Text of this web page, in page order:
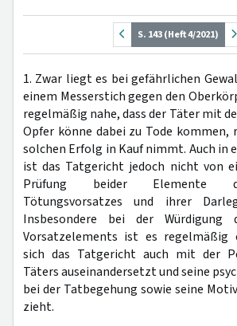
S. 143 (Heft 4/2021)
1. Zwar liegt es bei gefährlichen
einem Messerstich gegen den
regelmäßig nahe, dass der Täter mit
Opfer könne dabei zu Tode kommen,
solchen Erfolg in Kauf nimmt. Auch in
ist das Tatgericht jedoch nicht von
Prüfung beider Elemente
Tötungsvorsatzes und ihrer
Insbesondere bei der Würdigung
Vorsatzelements ist es regelmäßig
sich das Tatgericht auch mit der
Täters auseinandersetzt und seine
bei der Tatbegehung sowie seine
zieht.